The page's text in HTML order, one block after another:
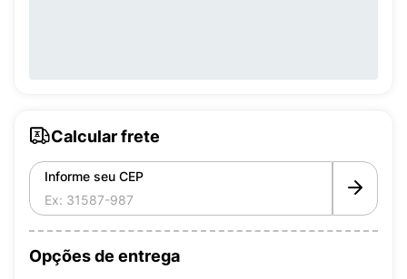
Calcular frete
Informe seu CEP
Opções de entrega